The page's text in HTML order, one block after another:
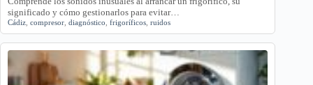
significado y cómo gestionarlos para evitar…
Cádiz compresor diagnóstico frigoríficos ruidos